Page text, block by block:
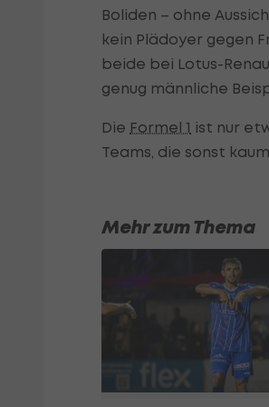
Boliden – ohne
kein Plädoyer gegen
beide bei Lotus-
genug männliche
Die Formel 1 ist nur
Teams, die sonst
Mehr zum Thema